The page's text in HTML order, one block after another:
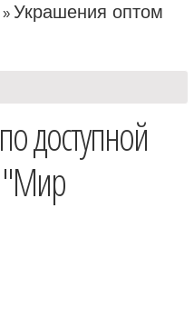
» Украшения оптом
доступной
"Мир